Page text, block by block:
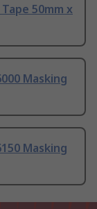
50mm x
Masking
Masking